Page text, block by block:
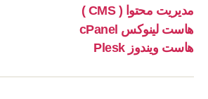
مدیریت محتوا ( CMS )
هاست لینوکس cPanel
هاست ویندوز Plesk